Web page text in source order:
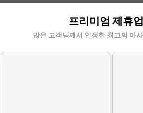
프리미엄 제휴
많은 고객님께서 인정한 최고의 마